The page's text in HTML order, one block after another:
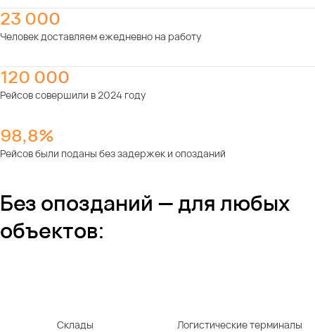
23 000
Человек доставляем ежедневно на работу
120 000
Рейсов совершили в 2024 году
98,8%
Рейсов были поданы без задержек и опозданий
Без опозданий — для любых
объектов:
Склады Логистические терминалы